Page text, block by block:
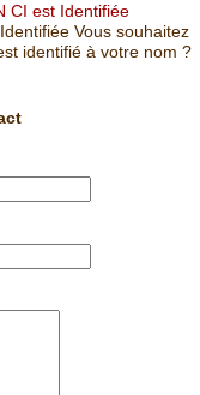
CI est Identifiée
Vous souhaitez
identifié à votre nom ?